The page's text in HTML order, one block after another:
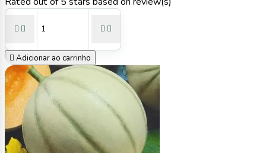
   
 Adicionar ao carrinho